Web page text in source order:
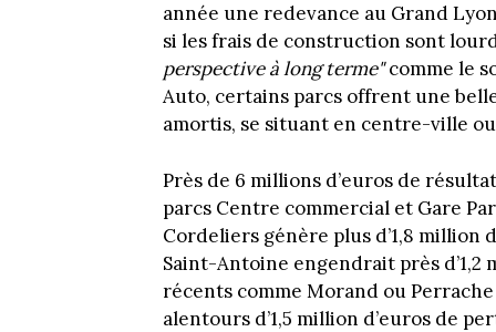
année une redevance au Grand
si les frais de construction sont
perspective à long terme"comme le
Auto, certains parcs offrent une
amortis, se situant en centre-ville
Près de 6 millions d’euros de
parcs Centre commercial et Gare
Cordeliers génère plus d’1,8 million
Saint-Antoine engendrait près d’1,2
récents comme Morand ou
alentours d’1,5 million d’euros de